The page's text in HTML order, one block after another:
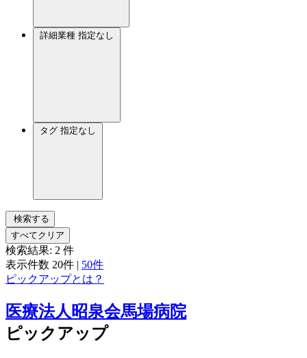
詳細業種 指定なし
タグ 指定なし
検索する
すべてクリア
検索結果: 2 件
表示件数 20件 | 50件
ピックアップとは？
医療法人昭泉会馬場病院
ピックアップ